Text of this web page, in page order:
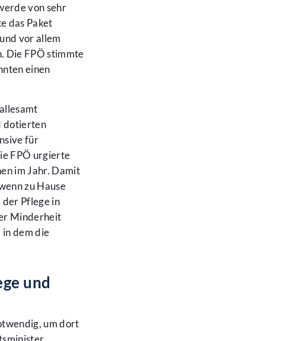
von sehr
das Paket
vor allem
Die FPÖ stimmte
einen
dotierten
für
FPÖ urgierte
im Jahr. Damit
zu Hause
der Pflege in
Minderheit
dem die
und
um dort